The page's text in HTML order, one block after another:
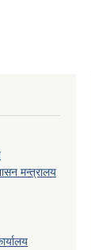
मन्त्रालय